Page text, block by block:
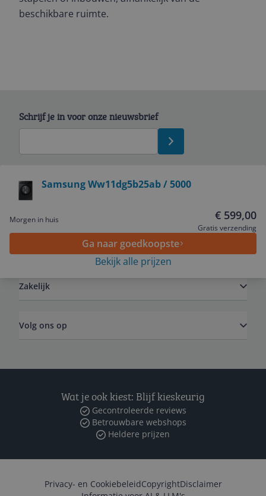
beschikbare ruimte.
Samsung Ww11dg5b25ab / 5000
Morgen in huis € 599,00
Gratis verzending
Ga naar goedkoopste
Bekijk alle prijzen
Schrijf je in voor onze nieuwsbrief
Zakelijk
Volg ons op
Wat je ook kiest: Blijf kieskeurig
Gecontroleerde reviews
Betrouwbare webshops
Heldere prijzen
Privacy- en CookiebeleidCopyrightDisclaimer